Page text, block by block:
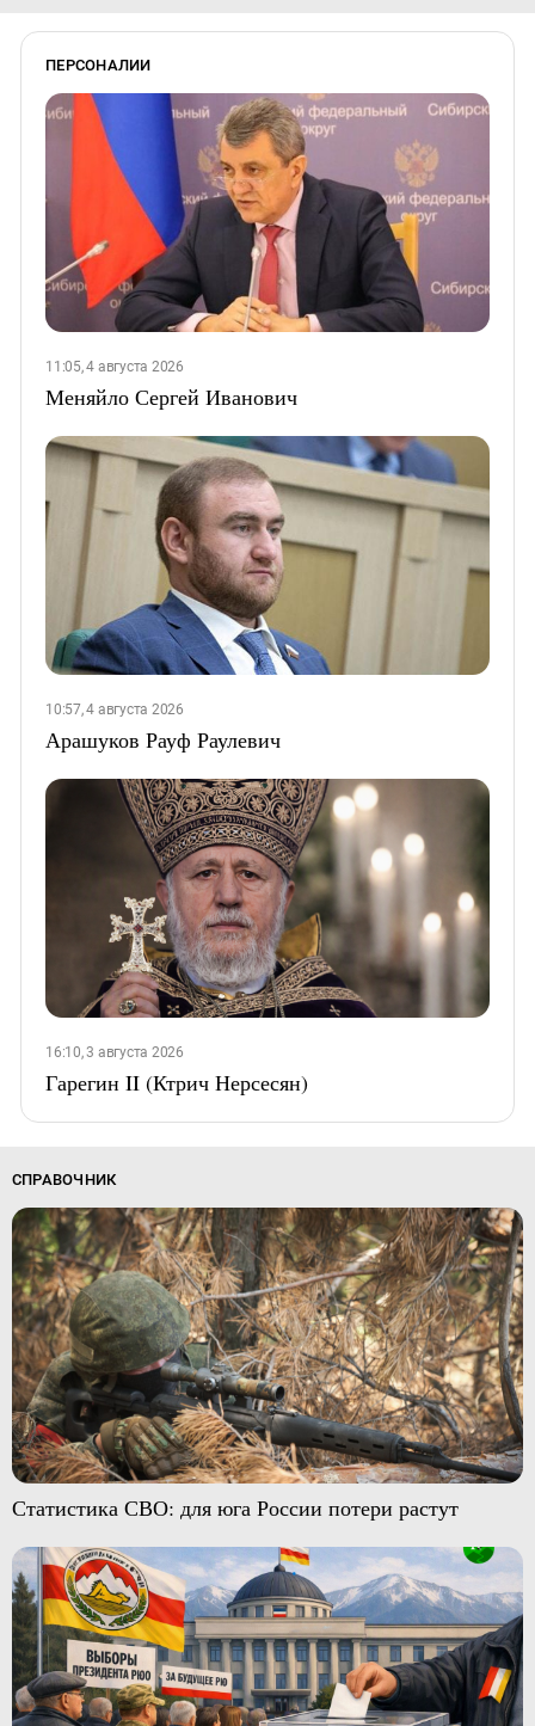
ПЕРСОНАЛИИ
11:05, 4 августа 2026
Меняйло Сергей Иванович
10:57, 4 августа 2026
Арашуков Рауф Раулевич
16:10, 3 августа 2026
Гарегин II (Ктрич Нерсесян)
СПРАВОЧНИК
Статистика СВО: для юга России потери растут